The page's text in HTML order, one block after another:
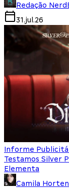
Redação
31.jul.26
Informe
Testamos Silver
Elementa
Camila